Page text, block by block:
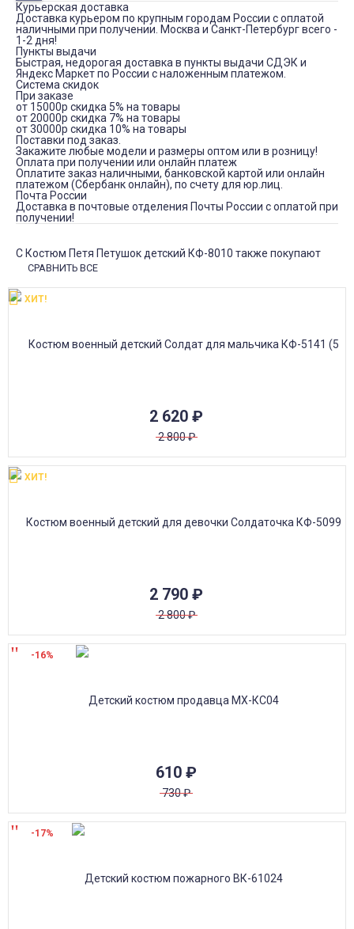
Курьерская доставка
Доставка курьером по крупным городам России с оплатой
наличными при получении. Москва и Санкт-Петербург всего -
1-2 дня!
Пункты выдачи
Быстрая, недорогая доставка в пункты выдачи СДЭК и
Яндекс Маркет по России с наложенным платежом.
Система скидок
При заказе
от 15000р скидка 5% на товары
от 20000р скидка 7% на товары
от 30000р скидка 10% на товары
Поставки под заказ.
Закажите любые модели и размеры оптом или в розницу!
Оплата при получении или онлайн платеж
Оплатите заказ наличными, банковской картой или онлайн
платежом (Сбербанк онлайн), по счету для юр.лиц.
Почта России
Доставка в почтовые отделения Почты России с оплатой при
получении!
С Костюм Петя Петушок детский КФ-8010 также покупают
СРАВНИТЬ ВСЕ
2 620 ₽
2 800₽
ХИТ!
2 790 ₽
2 800₽
ХИТ!
610 ₽
730₽
-16%
-17%